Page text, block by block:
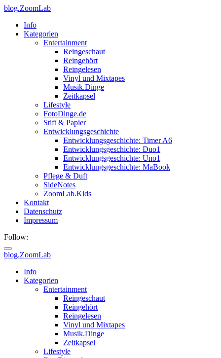
blog.ZoomLab
Info
Kategorien
Entertainment
Reingeschaut
Reingehört
Reingelesen
Vinyl und Mixtapes
Musik.Dinge
Zeitkapsel
Lifestyle
FotoDinge.de
Stift & Papier
Entwicklungsgeschichte
Entwicklungsgeschichte: Timer A6
Entwicklungsgeschichte: Duo1
Entwicklungsgeschichte: Uno1
Entwicklungsgeschichte: MaBook
Pflege & Duft
SideNotes
ZoomLab.Kids
Kontakt
Datenschutz
Impressum
Follow:
blog.ZoomLab
Info
Kategorien
Entertainment
Reingeschaut
Reingehört
Reingelesen
Vinyl und Mixtapes
Musik.Dinge
Zeitkapsel
Lifestyle